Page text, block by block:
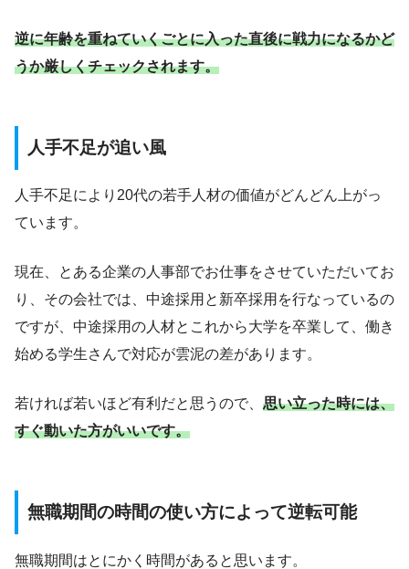
逆に年齢を重ねていくごとに入った直後に戦力になるかど
うか厳しくチェックされます。
人手不足が追い風
人手不足により20代の若手人材の価値がどんどん上がっ
ています。
現在、とある企業の人事部でお仕事をさせていただいてお
り、その会社では、中途採用と新卒採用を行なっているの
ですが、中途採用の人材とこれから大学を卒業して、働き
始める学生さんで対応が雲泥の差があります。
若ければ若いほど有利だと思うので、 思い立った時には、
すぐ動いた方がいいです。
無職期間の時間の使い方によって逆転可能
無職期間はとにかく時間があると思います。